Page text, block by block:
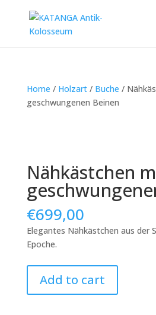
Home / Holzart/ Buche /
geschwungenen Beinen
Nähkästchen
€699,00
Elegantes Nähkästchen aus der
Epoche.
geschwungenen
Add to cart